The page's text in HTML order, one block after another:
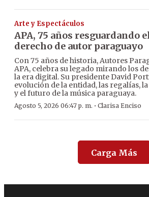
Arte y Espectáculos
APA, 75 años resguardando
derecho de autor paraguayo
Con 75 años de historia, Autores
APA, celebra su legado mirando los
la era digital. Su presidente David
evolución de la entidad, las regalías,
y el futuro de la música paraguaya.
Agosto 5, 2026 06:47 p. m. · Clarisa Enciso
Carga Más